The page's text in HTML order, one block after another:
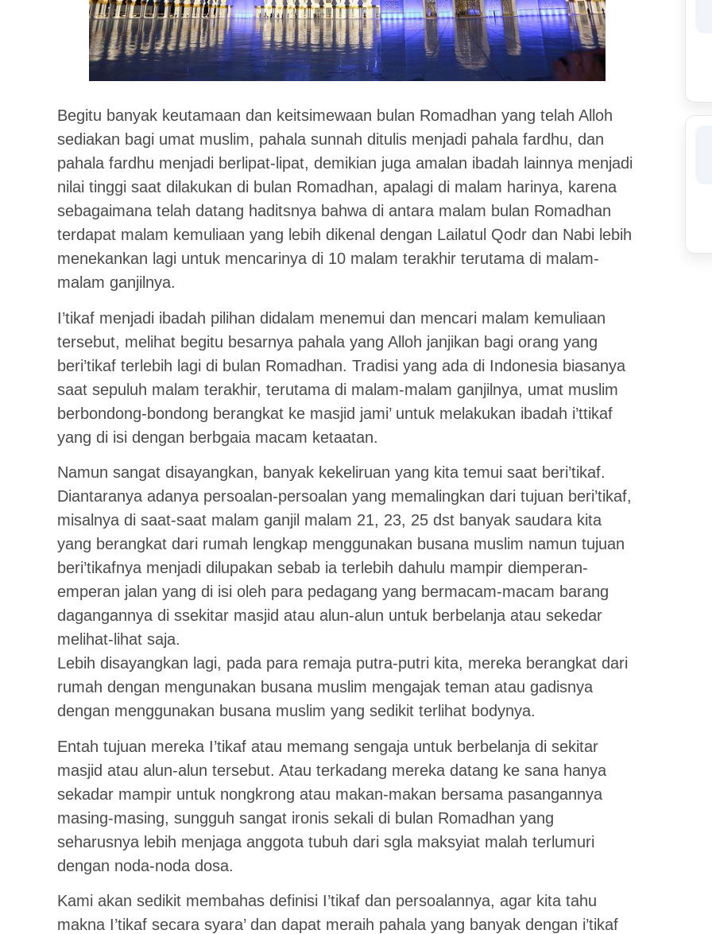
Begitu banyak keutamaan dan keitsimewaan bulan Romadhan yang telah Alloh
sediakan bagi umat muslim, pahala sunnah ditulis menjadi pahala fardhu, dan
pahala fardhu menjadi berlipat-lipat, demikian juga amalan ibadah lainnya menjadi
nilai tinggi saat dilakukan di bulan Romadhan, apalagi di malam harinya, karena
sebagaimana telah datang haditsnya bahwa di antara malam bulan Romadhan
terdapat malam kemuliaan yang lebih dikenal dengan Lailatul Qodr dan Nabi lebih
menekankan lagi untuk mencarinya di 10 malam terakhir terutama di malam-
malam ganjilnya.
I’tikaf menjadi ibadah pilihan didalam menemui dan mencari malam kemuliaan
tersebut, melihat begitu besarnya pahala yang Alloh janjikan bagi orang yang
beri’tikaf terlebih lagi di bulan Romadhan. Tradisi yang ada di Indonesia biasanya
saat sepuluh malam terakhir, terutama di malam-malam ganjilnya, umat muslim
berbondong-bondong berangkat ke masjid jami’ untuk melakukan ibadah i’ttikaf
yang di isi dengan berbgaia macam ketaatan.
Namun sangat disayangkan, banyak kekeliruan yang kita temui saat beri’tikaf.
Diantaranya adanya persoalan-persoalan yang memalingkan dari tujuan beri’tikaf,
misalnya di saat-saat malam ganjil malam 21, 23, 25 dst banyak saudara kita
yang berangkat dari rumah lengkap menggunakan busana muslim namun tujuan
beri’tikafnya menjadi dilupakan sebab ia terlebih dahulu mampir diemperan-
emperan jalan yang di isi oleh para pedagang yang bermacam-macam barang
dagangannya di ssekitar masjid atau alun-alun untuk berbelanja atau sekedar
melihat-lihat saja.
Lebih disayangkan lagi, pada para remaja putra-putri kita, mereka berangkat dari
rumah dengan mengunakan busana muslim mengajak teman atau gadisnya
dengan menggunakan busana muslim yang sedikit terlihat bodynya.
Entah tujuan mereka I’tikaf atau memang sengaja untuk berbelanja di sekitar
masjid atau alun-alun tersebut. Atau terkadang mereka datang ke sana hanya
sekadar mampir untuk nongkrong atau makan-makan bersama pasangannya
masing-masing, sungguh sangat ironis sekali di bulan Romadhan yang
seharusnya lebih menjaga anggota tubuh dari sgla maksyiat malah terlumuri
dengan noda-noda dosa.
Kami akan sedikit membahas definisi I’tikaf dan persoalannya, agar kita tahu
makna I’tikaf secara syara’ dan dapat meraih pahala yang banyak dengan i’tikaf